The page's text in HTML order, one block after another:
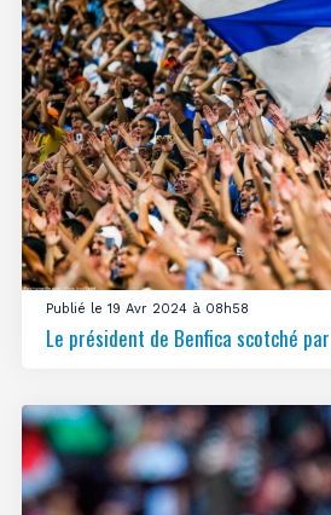
Publié le 19 Avr 2024 à 08h58
Le président de Benfica scotché